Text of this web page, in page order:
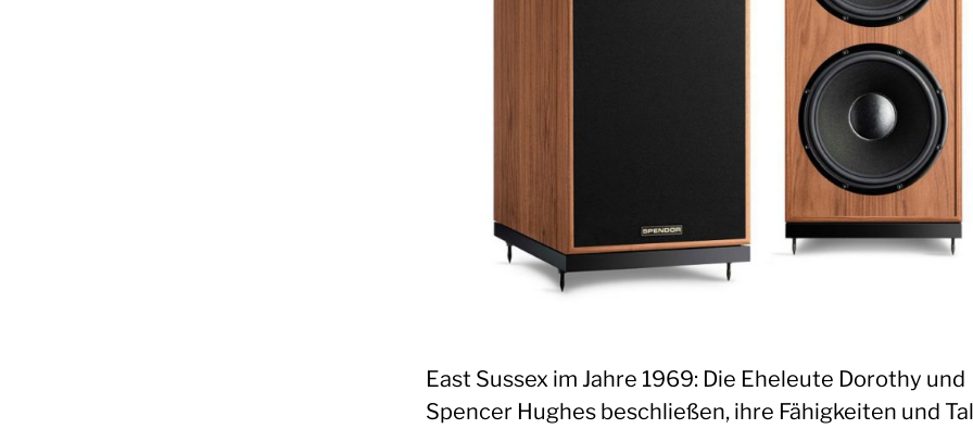
East Sussex im Jahre 1969: Die Eheleute Dorothy und
Spencer Hughes beschließen, ihre Fähigkeiten und